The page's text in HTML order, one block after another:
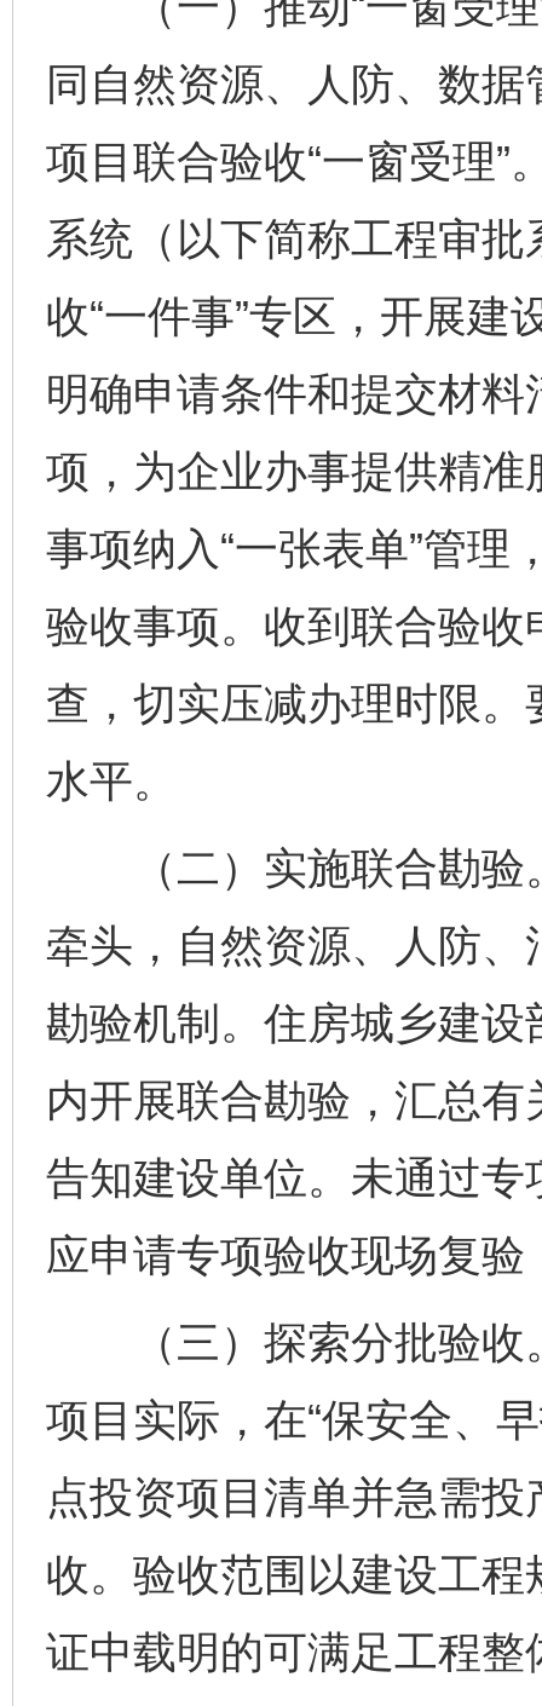
同自然资源、人防、数
项目联合验收“一窗受理”
系统（以下简称工程审
收“一件事”专区，开展
明确申请条件和提交材
项，为企业办事提供精
事项纳入“一张表单”管理
验收事项。收到联合验
查，切实压减办理时限
水平。
（二）实施联合勘验
牵头，自然资源、人防
勘验机制。住房城乡建
内开展联合勘验，汇总
告知建设单位。未通过
应申请专项验收现场复
（三）探索分批验收
项目实际，在“保安全、
点投资项目清单并急需
收。验收范围以建设工
证中载明的可满足工程